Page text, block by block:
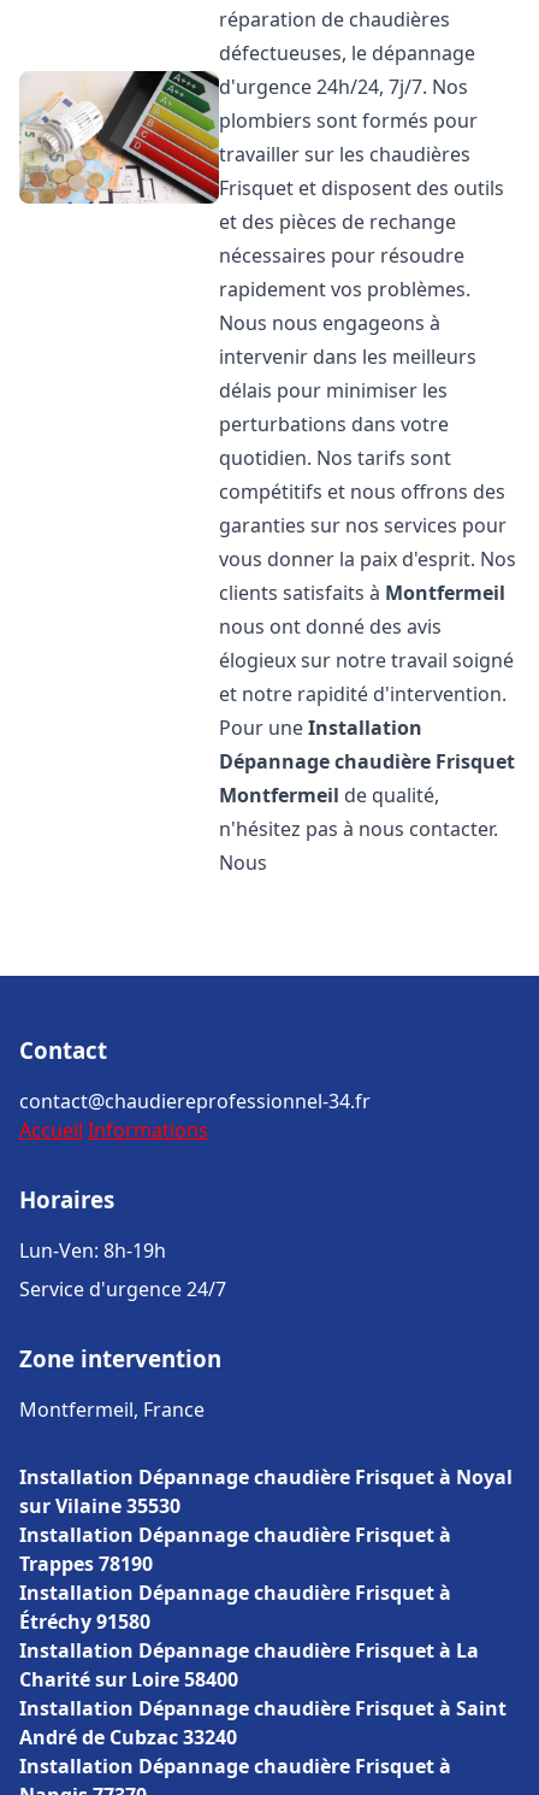
réparation de chaudières
défectueuses, le dépannage
d'urgence 24h/24, 7j/7. Nos
plombiers sont formés pour
travailler sur les chaudières
Frisquet et disposent des outils
et des pièces de rechange
nécessaires pour résoudre
rapidement vos problèmes.
Nous nous engageons à
intervenir dans les meilleurs
délais pour minimiser les
perturbations dans votre
quotidien. Nos tarifs sont
compétitifs et nous offrons des
garanties sur nos services pour
vous donner la paix d'esprit. Nos
clients satisfaits à Montfermeil
nous ont donné des avis
élogieux sur notre travail soigné
et notre rapidité d'intervention.
Pour uneInstallation
Dépannage chaudière Frisquet
Montfermeil de qualité,
n'hésitez pas à nous contacter.
Nous
Contact
contact@chaudiereprofessionnel-34.fr
Accueil Informations
Horaires
Lun-Ven: 8h-19h
Service d'urgence 24/7
Zone intervention
Montfermeil, France
Installation Dépannage chaudière Frisquet à Noyal
sur Vilaine 35530
Installation Dépannage chaudière Frisquet à
Trappes 78190
Installation Dépannage chaudière Frisquet à
Étréchy 91580
Installation Dépannage chaudière Frisquet à La
Charité sur Loire 58400
Installation Dépannage chaudière Frisquet à Saint
André de Cubzac 33240
Installation Dépannage chaudière Frisquet à